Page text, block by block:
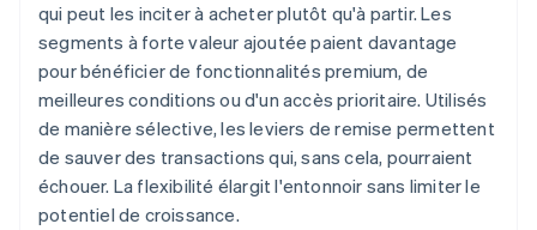
qui peut les inciter à acheter plutôt qu'à partir. Les
segments à forte valeur ajoutée paient davantage
pour bénéficier de fonctionnalités premium, de
meilleures conditions ou d'un accès prioritaire. Utilisés
de manière sélective, les leviers de remise permettent
de sauver des transactions qui, sans cela, pourraient
échouer. La flexibilité élargit l'entonnoir sans limiter le
potentiel de croissance.